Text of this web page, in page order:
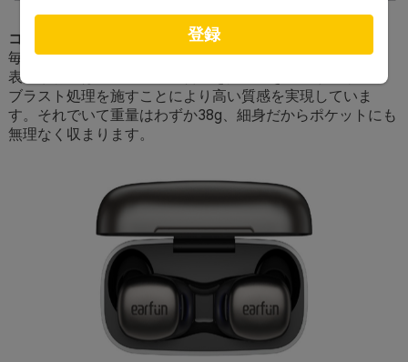
コンパクト&質感重視の充電ケース
毎日持ち歩くものだから、充電ケースにこだわりました。
表面素材にはアルミニウム合金を採用、きめ細かいサンド
ブラスト処理を施すことにより高い質感を実現していま
す。それでいて重量はわずか38g、細身だからポケットにも
無理なく収まります。
登録